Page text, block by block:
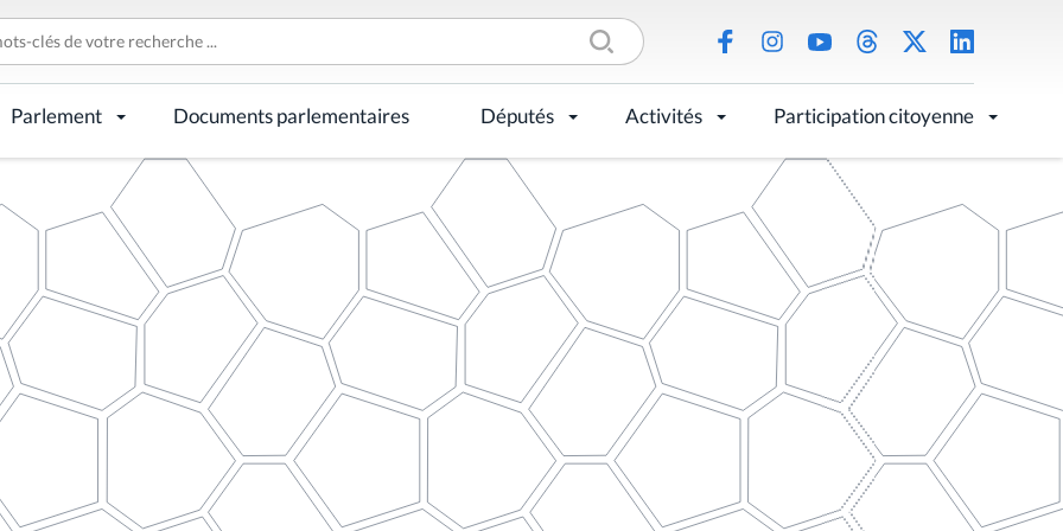
Parlement Documents parlementaires Députés Activités Participation citoyenne